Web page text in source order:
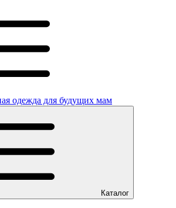
одежда для будущих мам
Каталог